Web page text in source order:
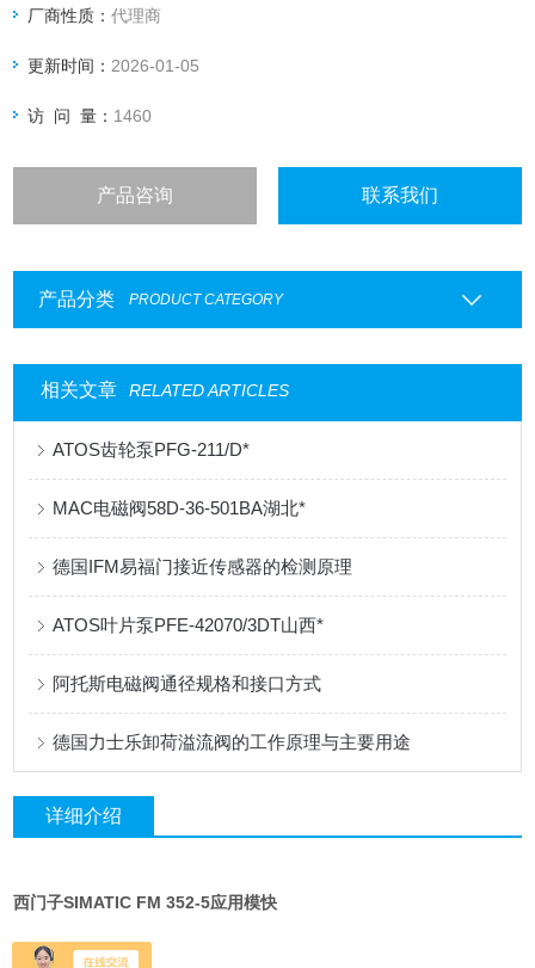
厂商性质：代理商
更新时间： 2026-01-05
访 问 量： 1460
产品咨询 联系我们
产品分类 PRODUCT CATEGORY
相关文章 RELATED ARTICLES
ATOS齿轮泵PFG-211/D*
MAC电磁阀58D-36-501BA湖北*
德国IFM易福门接近传感器的检测原理
ATOS叶片泵PFE-42070/3DT山西*
阿托斯电磁阀通径规格和接口方式
德国力士乐卸荷溢流阀的工作原理与主要用途
详细介绍
西门子SIMATIC FM 352-5应用模快
始终保持地位